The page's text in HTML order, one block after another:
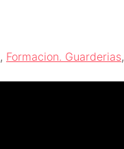
, Formacion. Guarderias,